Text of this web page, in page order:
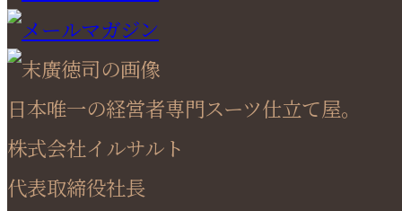
日本唯一の経営者専門スーツ仕立て屋。
株式会社イルサルト
代表取締役社長